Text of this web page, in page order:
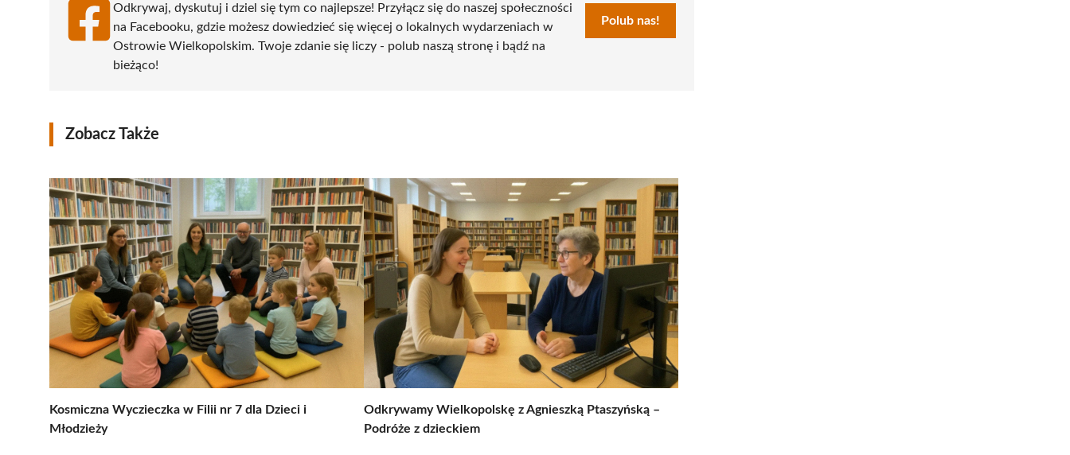
Odkrywaj, dyskutuj i dziel się tym co najlepsze! Przyłącz się do naszej społeczności
na Facebooku, gdzie możesz dowiedzieć się więcej o lokalnych wydarzeniach w
Ostrowie Wielkopolskim. Twoje zdanie się liczy - polub naszą stronę i bądź na
bieżąco!
Polub nas!
Zobacz Także
Kosmiczna Wyczieczka w Filii nr 7 dla Dzieci i
Młodzieży
Odkrywamy Wielkopolskę z Agnieszką Ptaszyńską –
Podróże z dzieckiem